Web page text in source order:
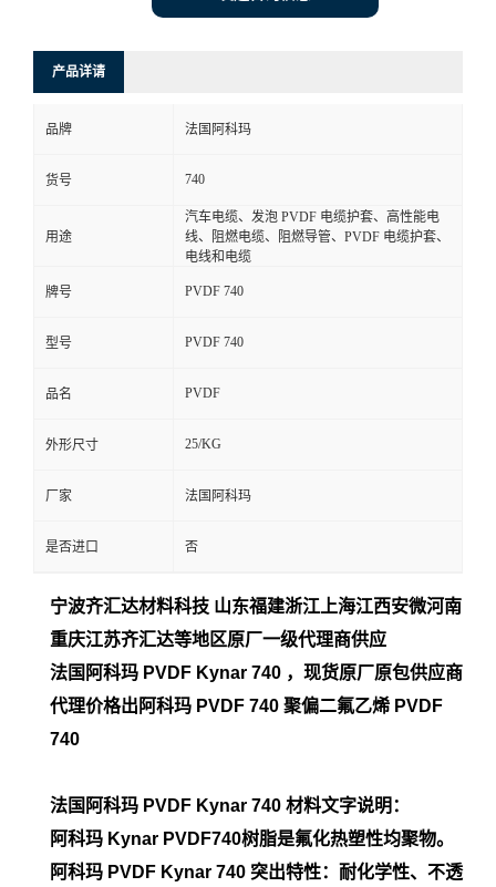
系
产品详请
品牌 法国阿科玛
货号 740
用途
汽车电缆、发泡 PVDF 电缆护套、高性能电
线、阻燃电缆、阻燃导管、PVDF 电缆护套、
电线和电缆
牌号 PVDF 740
型号 PVDF 740
品名 PVDF
外形尺寸 25/KG
厂家 法国阿科玛
是否进口 否
宁波齐汇达材料科技 山东福建浙江上海江西安微河南
重庆江苏齐汇达等地区原厂一级代理商供应
法国阿科玛 PVDF Kynar 740 ，现货原厂原包供应商
代理价格出阿科玛 PVDF 740 聚偏二氟乙烯 PVDF
740
法国阿科玛 PVDF Kynar 740 材料文字说明：
阿科玛 Kynar PVDF740树脂是氟化热塑性均聚物。
阿科玛 PVDF Kynar 740 突出特性：耐化学性、不透